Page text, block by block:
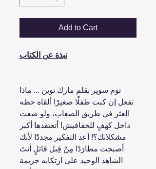
Add to Cart
نبذة عن الكتاب
توم سوير بقلم مارك توين ... ماذا
تفعل إن كنت طفلًا صغيرًا ألقاه حظه
العثر في طريق الصعاب، ولو ضعت
داخل كهفٍ للخفافيش! أتعتقدها أكبر
مشكلاتك؟! أعد التفكير مجددًا لأنك
أصبحت مطارَدًا مِنْ قِبل قاتلٍ أنتَ
الشاهد الوحيد على ارتكابه جريمة